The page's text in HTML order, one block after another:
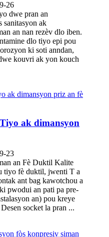
26
dwe pran an
sanitasyon ak
an nan rezèv dlo iben.
dlo tiyo epi pou
ki soti anndan,
kouvri ak yon kouch
ak dimansyon
23
an Fè Duktil Kalite
tiyo fè duktil, jwenti T a
ant bag kawotchou a
pwodui an pati pa pre-
an) pou kreye
socket la pran ...